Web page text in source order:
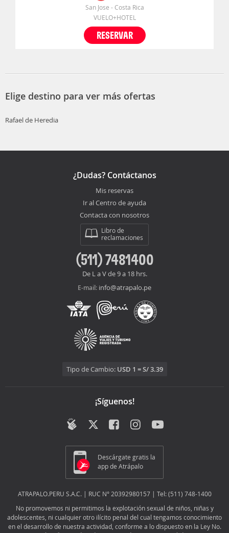
San Jose - Costa Rica
VUELO+HOTEL
RESERVAR
Elige destino para ver más ofertas
Rafael de Heredia
¿Dudas? Contáctanos
Mis reservas
Ir al Centro de ayuda
Contacta con nosotros
Libro de
reclamaciones
(511) 7481400
De L a V de 9 a 18 hrs.
E-mail: info@atrapalo.pe
Tipo de Cambio: USD 1 = S/ 3.39
¡Síguenos!
Descárgate gratis la
app de Atrápalo
ATRAPALO.PERU S.A.C. | RUC N° 20392980157 | Tel: (511) 748-1400
No promovemos ni permitimos la explotación sexual de niños, niñas y
adolescentes, ni cualquier otro ilícito penal del cual tengamos conocimiento
en el desarrollo de nuestra actividad, conforme a lo dispuesto en la Ley No.